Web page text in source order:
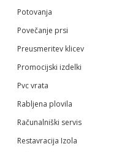
Potovanja
Povečanje prsi
Preusmeritev klicev
Promocijski izdelki
Pvc vrata
Rabljena plovila
Računalniški servis
Restavracija Izola